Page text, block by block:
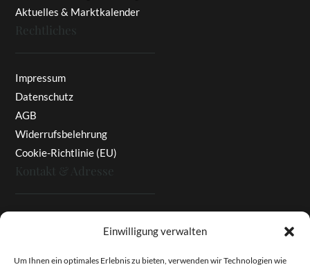
Einwilligung verwalten
Um Ihnen ein optimales Erlebnis zu bieten, verwenden wir Technologien wie
Aktuelles & Marktkalender
Rechtliches
Impressum
Datenschutz
AGB
Widerrufsbelehrung
Cookie-Richtlinie (EU)
Kontakt & Adresse
Heinz Enzinger-Panitz
Aussergernwallen 3